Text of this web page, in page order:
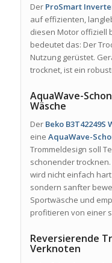
Der ProSmart
auf effizienten,
diesen Motor offiziell
bedeutet das: Der
Nutzung gerüstet.
trocknet, ist ein
AquaWave-
Wäsche
Der Beko
eine AquaWave-
Trommeldesign soll
schonender
wird nicht einfach
sondern sanfter
Sportwäsche und
profitieren von einer
Reversierende
Verknoten